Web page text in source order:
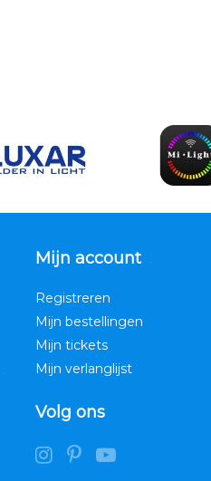
Mijn account
Registreren
Mijn bestellingen
Mijn tickets
Mijn verlanglijst
Volg ons